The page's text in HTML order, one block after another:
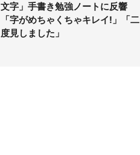
文字」手書き勉強ノートに反響
「字がめちゃくちゃキレイ!」「二
度見しました」